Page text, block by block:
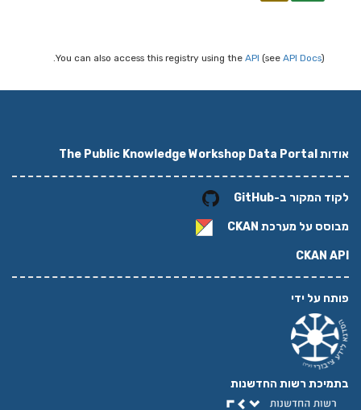
You can also access this registry using the API (see API Docs).
אודות The Public Knowledge Workshop Data Portal
לקוד המקור ב-GitHub
מבוסס על מערכת CKAN
CKAN API
פותח על ידי
בתמיכת רשות החדשנות